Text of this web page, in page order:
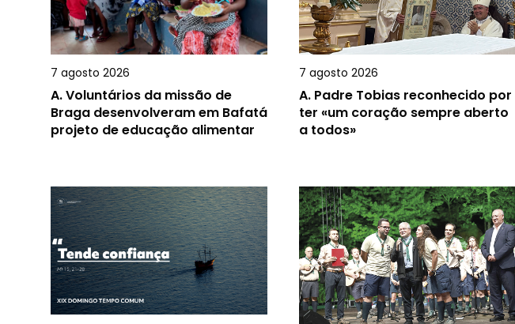
7 agosto 2026
A.Voluntários da missão de
Braga desenvolveram em Bafatá
projeto de educação alimentar
7 agosto 2026
A. Padre Tobias reconhecido por
ter «um coração sempre aberto
a todos»